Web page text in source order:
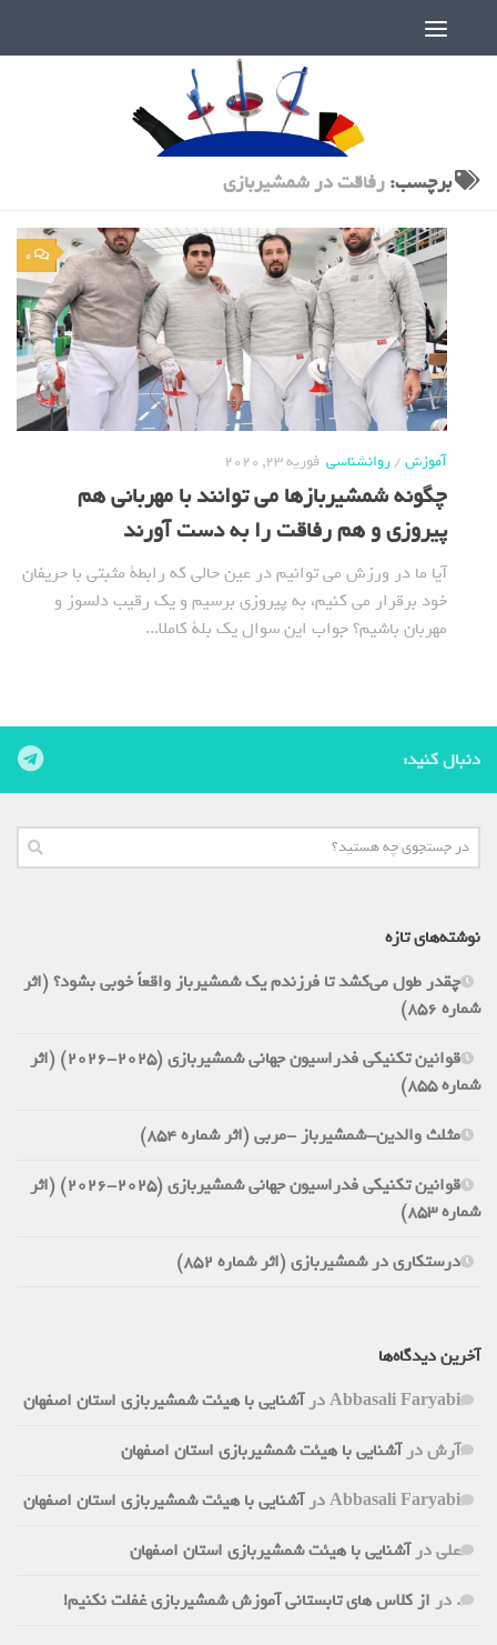
برچسب:رفاقت در شمشیربازی
0
آموزش/روانشناسی فوریه 23, 2020
چگونه شمشیربازها می توانند با مهربانی هم
پیروزی و هم رفاقت را به دست آورند
آیا ما در ورزش می توانیم در عین حالی که رابطة مثبتی با حریفان
خود برقرار می کنیم، به پیروزی برسیم و یک رقیب دلسوز و
مهربان باشیم؟ جواب این سوال یک بلة کاملا...
دنبال کنید:
نوشته‌های تازه
چقدر طول می‌کشد تا فرزندم یک شمشیرباز واقعاً خوبی بشود؟ (اثر
شماره 856)
قوانین تکنیکی فدراسیون جهانی شمشیربازی (2025-2026) (اثر
شماره 855)
مثلث والدین-شمشیرباز -مربی (اثر شماره 854)
قوانین تکنیکی فدراسیون جهانی شمشیربازی (2025-2026) (اثر
شماره 853)
درستکاری در شمشیربازی (اثر شماره 852)
آخرین دیدگاه‌ها
Abbasali Faryabiدرآشنایی با هیئت شمشیربازی استان اصفهان
آرشدرآشنایی با هیئت شمشیربازی استان اصفهان
Abbasali Faryabiدرآشنایی با هیئت شمشیربازی استان اصفهان
علیدرآشنایی با هیئت شمشیربازی استان اصفهان
.دراز کلاس های تابستانی آموزش شمشیربازی غفلت نکنیم!